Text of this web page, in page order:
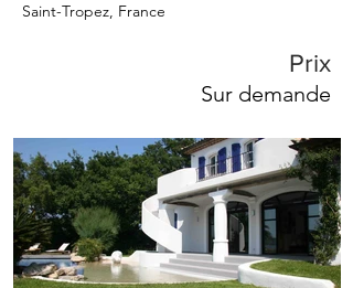
Saint-Tropez, France
Prix
Sur demande